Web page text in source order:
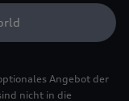
Angebot der
nicht in die